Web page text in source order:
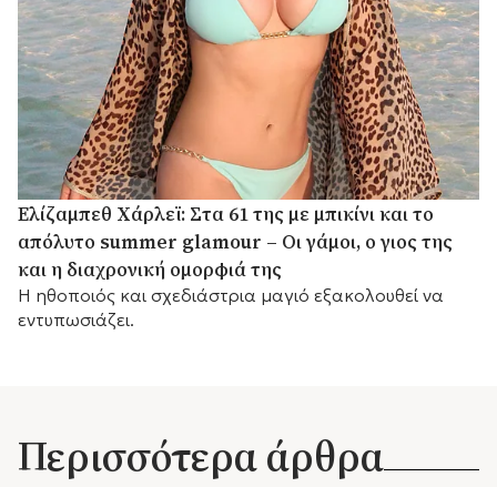
Ελίζαμπεθ Χάρλεϊ: Στα 61 της με μπικίνι και το
απόλυτο summer glamour – Οι γάμοι, ο γιος της
και η διαχρονική ομορφιά της
Η ηθοποιός και σχεδιάστρια μαγιό εξακολουθεί να
εντυπωσιάζει.
Περισσότερα άρθρα